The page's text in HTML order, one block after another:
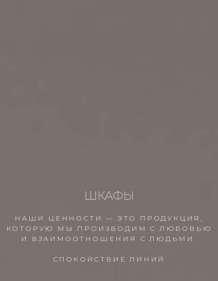
ШКАФЫ
НАШИ ЦЕННОСТИ — ЭТО ПРОДУКЦИЯ,
КОТОРУЮ МЫ ПРОИЗВОДИМ С ЛЮБОВЬЮ
И ВЗАИМООТНОШЕНИЯ С ЛЮДЬМИ.
СПОКОЙСТВИЕ ЛИНИЙ